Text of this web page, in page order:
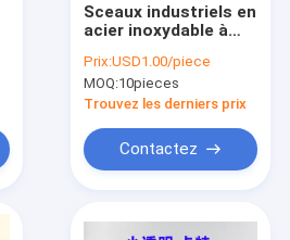
Sceaux industriels en
acier inoxydable à
facteur de
frottement
Prix:USD1.00/piece
MOQ:10pieces
Trouvez les derniers prix
Contactez